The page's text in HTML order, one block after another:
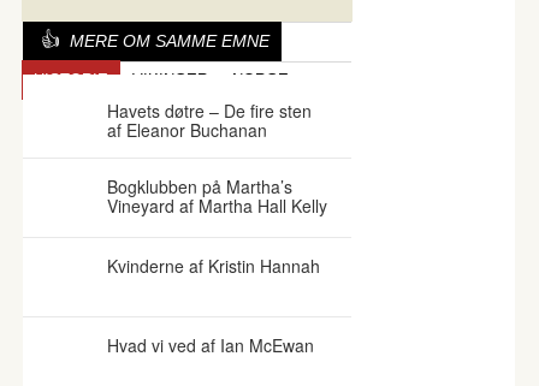
MERE OM SAMME EMNE
HISTORIE VIKINGER NORGE
Havets døtre – De fire sten
af Eleanor Buchanan
Bogklubben på Martha’s
Vineyard af Martha Hall Kelly
Kvinderne af Kristin Hannah
Hvad vi ved af Ian McEwan